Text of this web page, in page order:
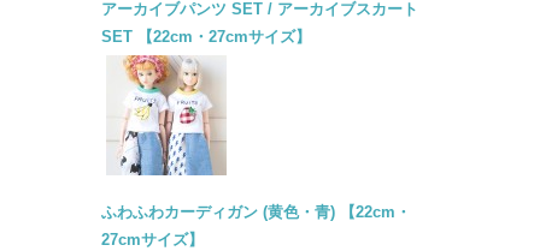
アーカイブパンツ SET / アーカイブスカート
SET 【22cm・27cmサイズ】
ふわふわカーディガン (黄色・青) 【22cm・
27cmサイズ】